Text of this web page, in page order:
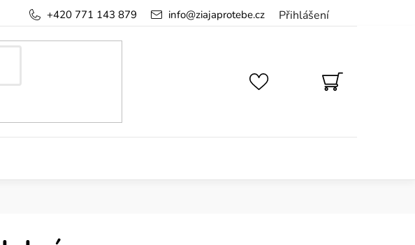
Přihlášení
info@ziajaprotebe.cz
+420 771 143 879
NÁKUPNÍ
KOŠÍK